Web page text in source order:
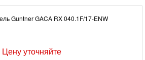
Guntner GACA RX 040.1F/17-ENW
Цену уточняйте